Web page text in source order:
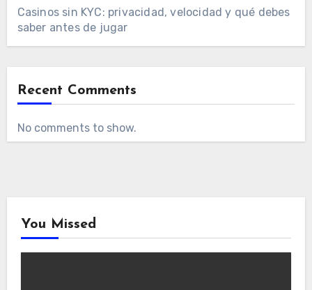
Casinos sin KYC: privacidad, velocidad y qué debes
saber antes de jugar
Recent Comments
No comments to show.
You Missed